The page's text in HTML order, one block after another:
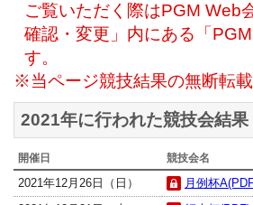
ご覧いただく際はPGM Web
確認・変更」内にある「
す。
※当ページ競技結果の無断転
2021年に行われた競技会結果
開催日 競技会名
2021年12月26日（日）
月例杯